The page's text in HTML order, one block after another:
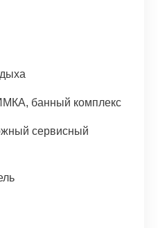
банный комплекс
сервисный